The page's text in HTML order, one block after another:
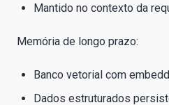
Mantido no contexto da
Memória de longo prazo:
Banco vetorial com
Dados estruturados